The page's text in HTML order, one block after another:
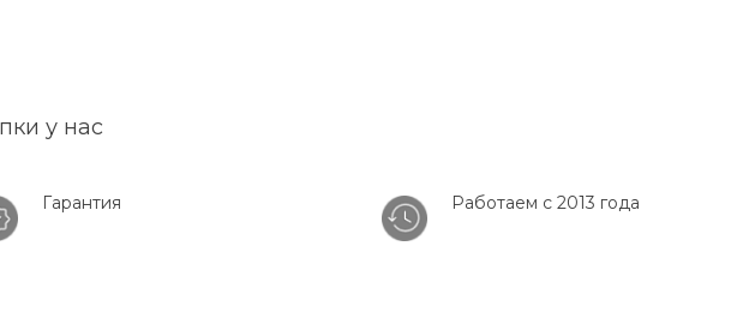
у нас
Гарантия Работаем с 2013 года